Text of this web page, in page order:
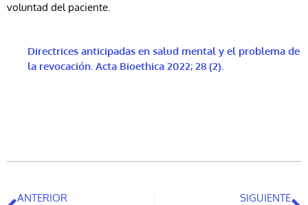
voluntad del paciente.
Directrices anticipadas en salud mental y el problema de
la revocación. Acta Bioethica 2022; 28 (2).
ANTERIOR SIGUIENTE